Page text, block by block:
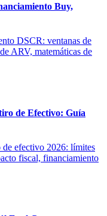
Buy,
DSCR: ventanas de
ARV, matemáticas de
de Efectivo: Guía
efectivo 2026: límites
fiscal, financiamiento